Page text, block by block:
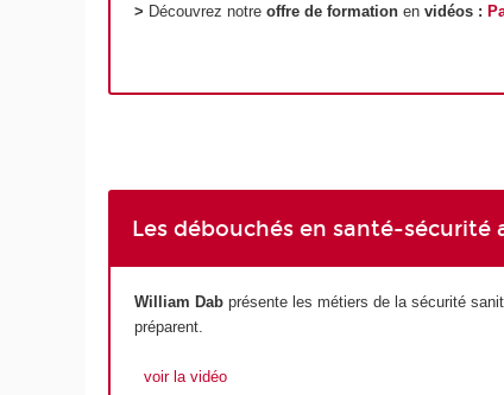
> Découvrez notreoffre de formation en vidéos :
Les débouchés en santé-
William Dab présente les métiers de la sécurité
préparent.
voir la vidéo